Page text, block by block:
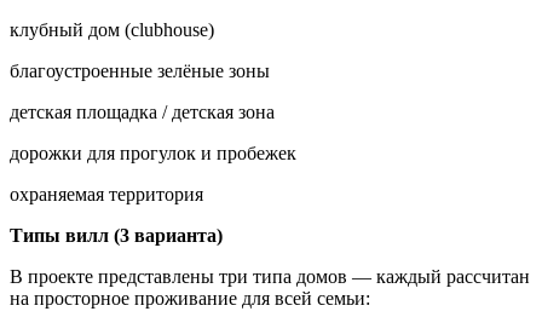
клубный дом (clubhouse)
благоустроенные зелёные зоны
детская площадка / детская зона
дорожки для прогулок и пробежек
охраняемая территория
Типы вилл (3 варианта)
В проекте представлены три типа домов — каждый рассчитан
на просторное проживание для всей семьи: